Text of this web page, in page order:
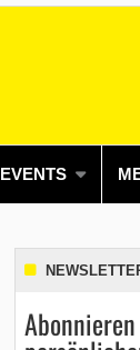
EVENTS Alles